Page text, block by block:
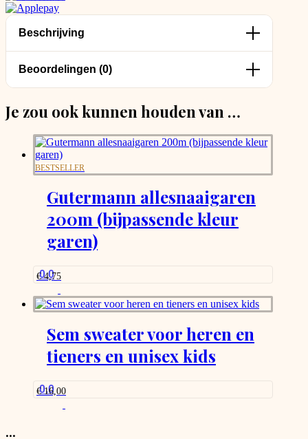
Beschrijving
Beoordelingen (0)
Je zou ook kunnen houden van …
BESTSELLER
Gutermann allesnaaigaren
200m (bijpassende kleur
garen)
0.0
€4,75
Sem sweater voor heren en
tieners en unisex kids
0.0
€16,00
...